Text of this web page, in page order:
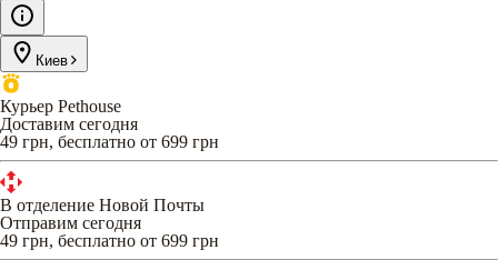
Киев
Курьер Pethouse
Доставим сегодня
49 грн, бесплатно от 699 грн
В отделение Новой Почты
Отправим сегодня
49 грн, бесплатно от 699 грн